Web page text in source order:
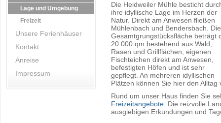
Lage und Umgebung
Freizeit
Unsere Ferienhäuser
Kontakt
Anreise
Impressum
Die Heidweiler Mühle besticht
ihre idyllische Lage im Herzen der
Natur. Direkt am Anwesen fließen
Mühlenbach und Bendersbach. Die
Gesamtgrungstücksfläche beträgt
20.000 qm bestehend aus Wald,
Rasen und Grillflächen, eigenen
Fischteichen direkt am Anwesen,
befestigten Höfen und ist sehr
gepflegt. An mehreren idyllischen
Plätzen können Sie hier den Alltag
Rund um unser Haus finden Sie
Freizeitangebote . Die reizvolle
ausgiebigen Erkundungen und